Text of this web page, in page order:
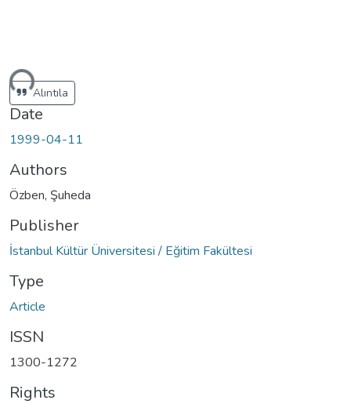
Alıntıla
Date
1999-04-11
Authors
Özben, Şuheda
Publisher
İstanbul Kültür Üniversitesi / Eğitim Fakültesi
Type
Article
ISSN
1300-1272
Rights